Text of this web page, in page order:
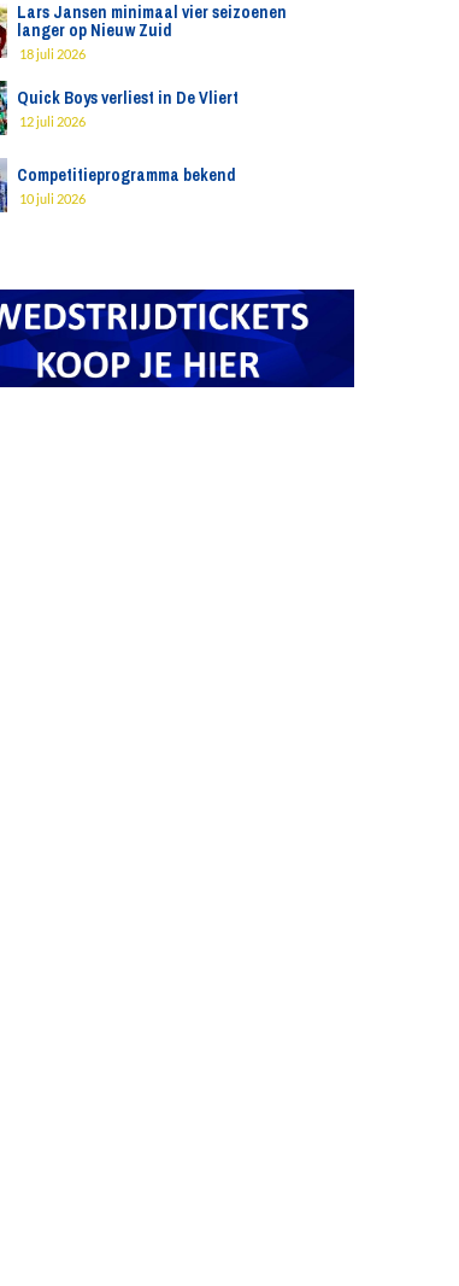
Lars Jansen minimaal vier seizoenen
langer op Nieuw Zuid
18 juli 2026
Quick Boys verliest in De Vliert
12 juli 2026
Competitieprogramma bekend
10 juli 2026